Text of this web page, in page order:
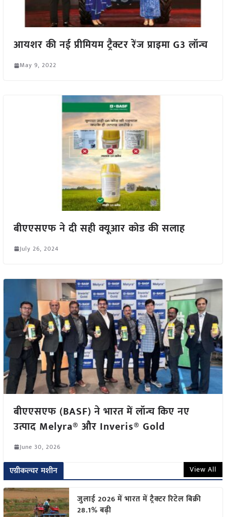
आयशर की नई प्रीमियम ट्रैक्टर रेंज प्राइमा G3 लॉन्च
May 9, 2022
बीएएसएफ ने दी सही क्यूआर कोड की सलाह
July 26, 2024
बीएएसएफ (BASF) ने भारत में लॉन्च किए नए
उत्पाद Melyra® और Inveris® Gold
June 30, 2026
एग्रीकल्चर मशीन View All
जुलाई 2026 में भारत में ट्रैक्टर रिटेल बिक्री
28.1% बढ़ी